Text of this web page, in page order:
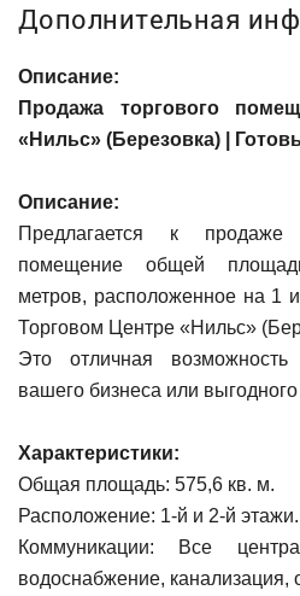
Дополнительная
Описание:
Продажа торгового
«Нильс» (Березовка) |
Описание:
Предлагается к продаже
помещение общей
метров, расположенное на 1
Торговом Центре «Нильс»
Это отличная
вашего бизнеса или
Характеристики:
Общая площадь: 575,6 кв. м.
Расположение: 1-й и 2-й этажи.
Коммуникации: Все
водоснабжение, канализация,